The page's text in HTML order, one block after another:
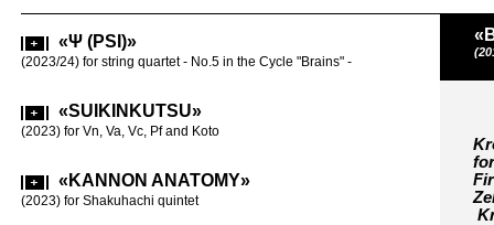
«Ψ (PSI)»
(2023/24) for string quartet - No.5 in the Cycle "Brains" -
«SUIKINKUTSU»
(2023) for Vn, Va, Vc, Pf and Koto
«KANNON ANATOMY»
(2023) for Shakuhachi quintet
(2019-20)
for Vc solo